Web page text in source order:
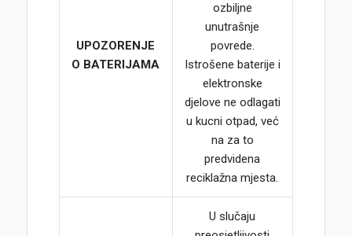
UPOZORENJE
O BATERIJAMA
ozbiljne
unutrašnje
povrede.
Istrošene baterije i
elektronske
djelove ne odlagati
u kucni otpad, već
na za to
predvidena
reciklažna mjesta.
U slučaju